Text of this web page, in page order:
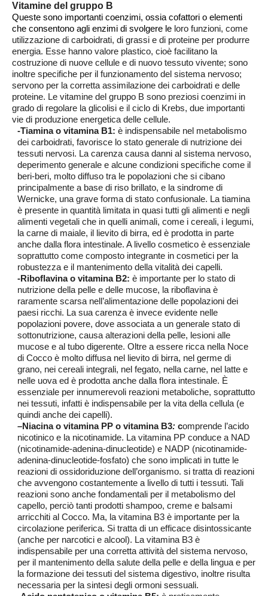
Vitamine del gruppo B
Queste sono importanti coenzimi, ossia cofattori o elementi
che consentono agli enzimi di svolgere le loro funzioni, come
utilizzazione di carboidrati, di grassi e di proteine per produrre
energia. Esse hanno valore plastico, cioè facilitano la
costruzione di nuove cellule e di nuovo tessuto vivente; sono
inoltre specifiche per il funzionamento del sistema nervoso;
servono per la corretta assimilazione dei carboidrati e delle
proteine. Le vitamine del gruppo B sono preziosi coenzimi in
grado di regolare la glicolisi e il ciclo di Krebs, due importanti
vie di produzione energetica delle cellule.
-Tiamina o vitamina B1:è indispensabile nel metabolismo
dei carboidrati, favorisce lo stato generale di nutrizione dei
tessuti nervosi. La carenza causa danni al sistema nervoso,
deperimento generale e alcune condizioni specifiche come il
beri-beri, molto diffuso tra le popolazioni che si cibano
principalmente a base di riso brillato, e la sindrome di
Wernicke, una grave forma di stato confusionale. La tiamina
è presente in quantità limitata in quasi tutti gli alimenti e negli
alimenti vegetali che in quelli animali, come i cereali, i legumi,
la carne di maiale, il lievito di birra, ed è prodotta in parte
anche dalla flora intestinale. A livello cosmetico è essenziale
soprattutto come composto integrante in cosmetici per la
robustezza e il mantenimento della vitalità dei capelli.
-Riboflavina o vitamina B2:è importante per lo stato di
nutrizione della pelle e delle mucose, la riboflavina è
raramente scarsa nell’alimentazione delle popolazioni dei
paesi ricchi. La sua carenza è invece evidente nelle
popolazioni povere, dove associata a un generale stato di
sottonutrizione, causa alterazioni della pelle, lesioni alle
mucose e al tubo digerente. Oltre a essere ricca nella Noce
di Cocco è molto diffusa nel lievito di birra, nel germe di
grano, nei cereali integrali, nel fegato, nella carne, nel latte e
nelle uova ed è prodotta anche dalla flora intestinale. È
essenziale per innumerevoli reazioni metaboliche, soprattutto
nei tessuti, infatti è indispensabile per la vita della cellula (e
quindi anche dei capelli).
–Niacina o vitamina PP o vitamina B3: comprende l’acido
nicotinico e la nicotinamide. La vitamina PP conduce a NAD
(nicotinamide-adenina-dinucleotide) e NADP (nicotinamide-
adenina-dinucleotide-fosfato) che sono implicati in tutte le
reazioni di ossidoriduzione dell’organismo. si tratta di reazioni
che avvengono costantemente a livello di tutti i tessuti.Tali
reazioni sono anche fondamentali per il metabolismo del
capello, perciò tanti prodotti shampoo, creme e balsami
arricchiti al Cocco. Ma, la vitamina B3è importante per la
circolazione periferica. Si tratta di un efficace disintossicante
(anche per narcotici e alcool). La vitamina B3 è
indispensabile per una corretta attività del sistema nervoso,
per il mantenimento della salute della pelle e della lingua e per
la formazione dei tessuti del sistema digestivo, inoltre risulta
necessaria per la sintesi degli ormoni sessuali.